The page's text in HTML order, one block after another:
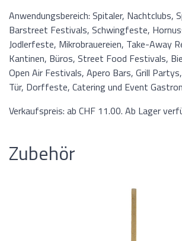
Anwendungsbereich: Spitaler, Nachtclubs,
Barstreet Festivals, Schwingfeste,
Jodlerfeste, Mikrobrauereien, Take-Away
Kantinen, Büros, Street Food Festivals,
Open Air Festivals, Apero Bars, Grill
Tür, Dorffeste, Catering und Event
Verkaufspreis: ab CHF 11.00. Ab Lager
Zubehör